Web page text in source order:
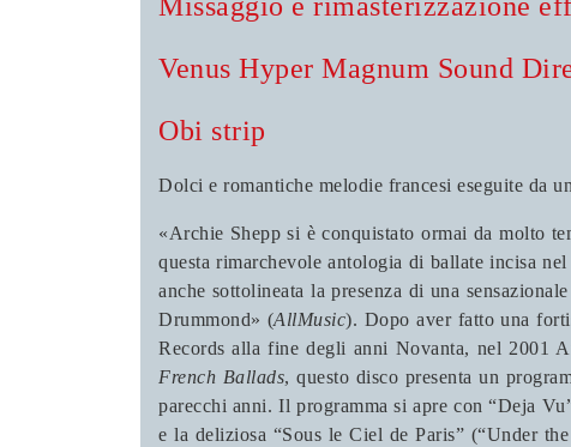
Venus Hyper Magnum Sound
Obi strip
Dolci e romantiche melodie francesi eseguite da
«Archie Shepp si è conquistato ormai da molto
questa rimarchevole antologia di ballate incisa
anche sottolineata la presenza di una
Drummond» (AllMusic). Dopo aver fatto una
Records alla fine degli anni Novanta, nel 2001
French Ballads, questo disco presenta un
parecchi anni. Il programma si apre con “Deja
e la deliziosa “Sous le Ciel de Paris” (“Under